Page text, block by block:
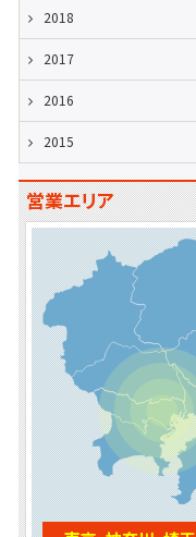
2018
2017
2016
2015
営業エリア